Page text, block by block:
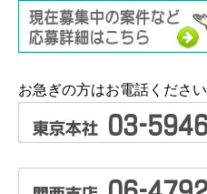
お急ぎの方はお電話ください